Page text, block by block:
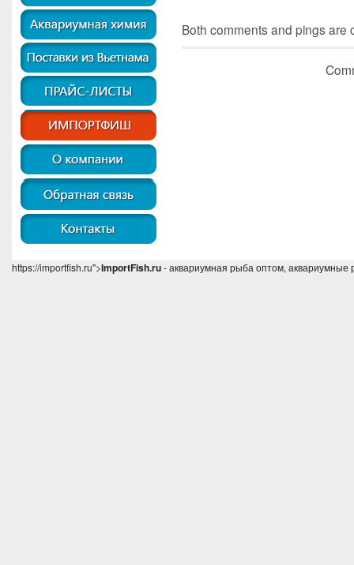
Both comments and pings are
https://importfish.ru">ImportFish.ru- аквариумная рыба оптом,